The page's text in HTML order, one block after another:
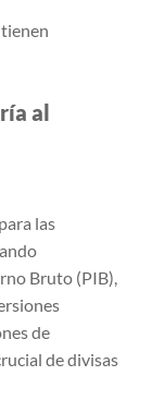
al
las
Bruto (PIB),
de
de divisas